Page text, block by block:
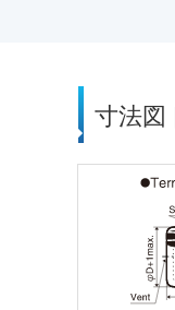
寸法